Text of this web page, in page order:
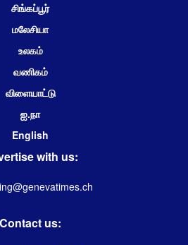
சிங்கப்பூர்
மலேசியா
உலகம்
வணிகம்
விளையாட்டு
ஐ.நா
English
with us:
Contact us: